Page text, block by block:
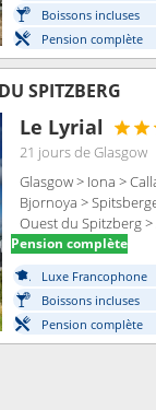
Boissons incluses
Pension complète
SPITZBERG
Le Lyrial
21 joursde Glasgow
Glasgow > Iona >
Bjornoya >
Ouest du Spitzberg
Pension complète
Luxe Francophone
Boissons incluses
Pension complète